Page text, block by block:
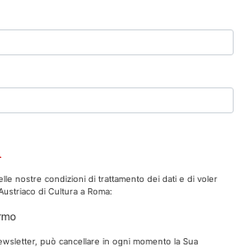
nostre condizioni di trattamento dei dati e di voler
di Cultura a Roma:
può cancellare in ogni momento la Sua